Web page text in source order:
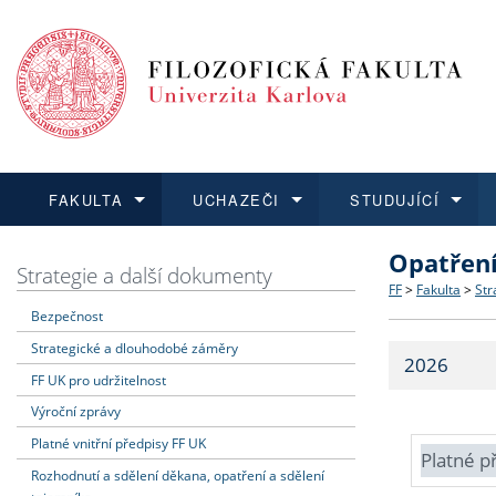
FAKULTA
Dozvědět se více
Struktura
Strategie
Fakultní
UCHAZEČI
Podat přihlášku
Co
Učitelské
STUDUJÍCÍ
Dozvědět se více
Dozvědět se více
O vědě a
Dozvědět se více
Aktuální
Strategie a další dokumenty
Bezpečnost
Strategické a dlouhodobé záměry
FF UK pro udržitelnost
Výroční zprávy
Platné vnitřní předpisy FF UK
Rozhodnutí a sdělení děkana, opatření a sdělení
FF > Fakulta >
2026
Platné